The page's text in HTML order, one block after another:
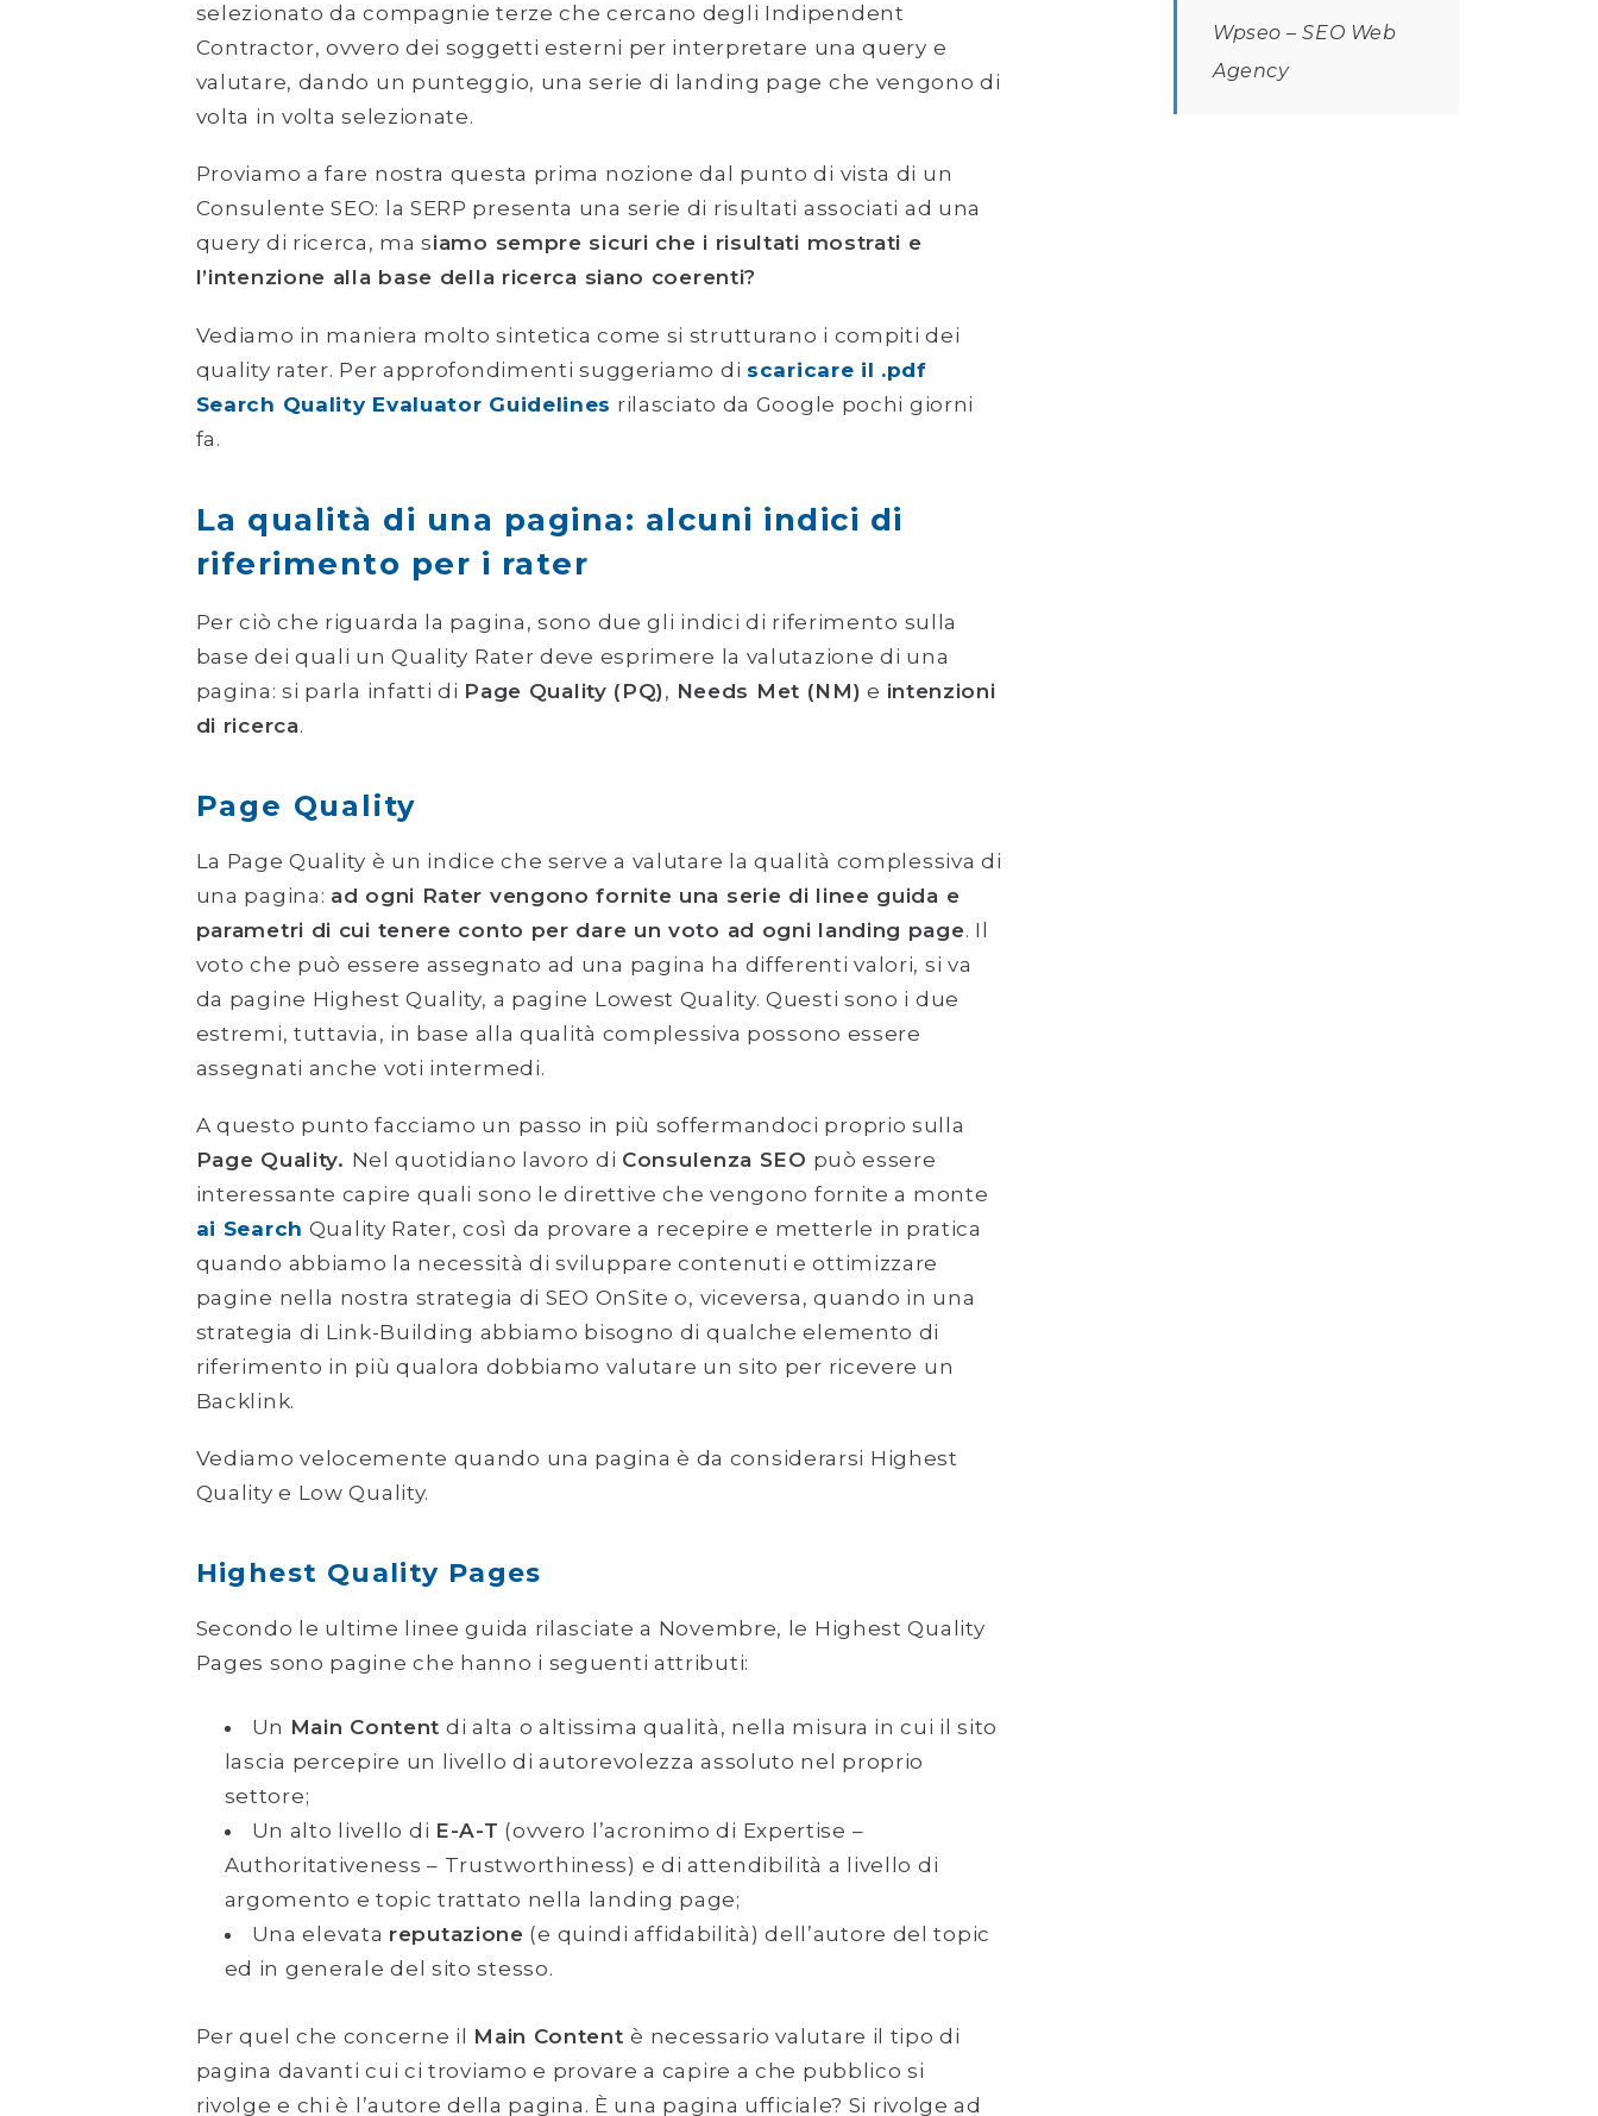
selezionato da compagnie terze che cercano degli Indipendent
Contractor, ovvero dei soggetti esterni per interpretare una query e
valutare, dando un punteggio, una serie di landing page che vengono di
volta in volta selezionate.
Proviamo a fare nostra questa prima nozione dal punto di vista di un
Consulente SEO: la SERP presenta una serie di risultati associati ad una
query di ricerca, ma siamo sempre sicuri che i risultati mostrati e
l’intenzione alla base della ricerca siano coerenti?
Vediamo in maniera molto sintetica come si strutturano i compiti dei
quality rater. Per approfondimenti suggeriamo di scaricare il .pdf
Search Quality Evaluator Guidelines rilasciato da Google pochi giorni
fa.
La qualità di una pagina: alcuni indici di
riferimento per i rater
Per ciò che riguarda la pagina, sono due gli indici di riferimento sulla
base dei quali un Quality Rater deve esprimere la valutazione di una
pagina: si parla infatti di Page Quality (PQ), Needs Met (NM) e intenzioni
di ricerca.
Page Quality
La Page Quality è un indice che serve a valutare la qualità complessiva di
una pagina: ad ogni Rater vengono fornite una serie di linee guida e
parametri di cui tenere conto per dare un voto ad ogni landing page. Il
voto che può essere assegnato ad una pagina ha differenti valori, si va
da pagine Highest Quality, a pagine Lowest Quality. Questi sono i due
estremi, tuttavia, in base alla qualità complessiva possono essere
assegnati anche voti intermedi.
A questo punto facciamo un passo in più soffermandoci proprio sulla
Page Quality. Nel quotidiano lavoro di Consulenza SEO può essere
interessante capire quali sono le direttive che vengono fornite a monte
ai Search Quality Rater, così da provare a recepire e metterle in pratica
quando abbiamo la necessità di sviluppare contenuti e ottimizzare
pagine nella nostra strategia di SEO OnSite o, viceversa, quando in una
strategia di Link-Building abbiamo bisogno di qualche elemento di
riferimento in più qualora dobbiamo valutare un sito per ricevere un
Backlink.
Vediamo velocemente quando una pagina è da considerarsi Highest
Quality e Low Quality.
Highest Quality Pages
Secondo le ultime linee guida rilasciate a Novembre, le Highest Quality
Pages sono pagine che hanno i seguenti attributi:
Un Main Content di alta o altissima qualità, nella misura in cui il sito
lascia percepire un livello di autorevolezza assoluto nel proprio
settore;
Un alto livello di E-A-T (ovvero l’acronimo di Expertise –
Authoritativeness – Trustworthiness) e di attendibilità a livello di
argomento e topic trattato nella landing page;
Una elevata reputazione (e quindi affidabilità) dell’autore del topic
ed in generale del sito stesso.
Per quel che concerne il Main Contentè necessario valutare il tipo di
pagina davanti cui ci troviamo e provare a capire a che pubblico si
rivolge e chi è l’autore della pagina. È una pagina ufficiale? Si rivolge ad
Wpseo – SEO Web
Agency